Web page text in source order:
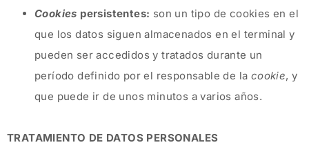
Cookies persistentes: son un tipo de cookies en el
que los datos siguen almacenados en el terminal y
pueden ser accedidos y tratados durante un
período definido por el responsable de la cookie, y
que puede ir de unos minutos a varios años.
TRATAMIENTO DE DATOS PERSONALES